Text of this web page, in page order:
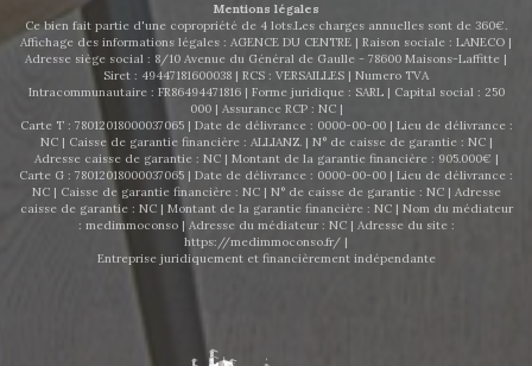
Mentions légales
Ce bien fait partie d'une copropriété de 4 lots.Les charges annuelles sont de 360€.
Affichage des informations légales : AGENCE DU CENTRE | Raison sociale : LANECO |
Adresse siège social : 8/10 Avenue du Général de Gaulle - 78600 Maisons-Laffitte |
Siret : 49447181600038 | RCS : VERSAILLES | Numero TVA
Intracommunautaire : FR86494471816 | Forme juridique : SARL | Capital social : 250
000 | Assurance RCP : NC |
Carte T : 78012018000037065 | Date de délivrance : 0000-00-00 | Lieu de délivrance :
NC | Caisse de garantie financière : ALLIANZ. | N° de caisse de garantie : NC |
Adresse caisse de garantie : NC | Montant de la garantie financière : 905.000€ |
Carte G : 78012018000037065 | Date de délivrance : 0000-00-00 | Lieu de délivrance :
NC | Caisse de garantie financière : NC | N° de caisse de garantie : NC | Adresse
caisse de garantie : NC | Montant de la garantie financière : NC | Nom du médiateur
: medimmoconso | Adresse du médiateur : NC | Adresse du site :
https://medimmoconso.fr/ |
Entreprise juridiquement et financièrement indépendante